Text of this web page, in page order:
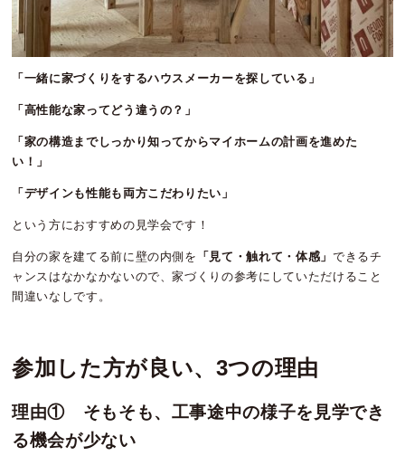
「一緒に家づくりをするハウスメーカーを探している」
「高性能な家ってどう違うの？」
「家の構造までしっかり知ってからマイホームの計画を進めた
い！」
「デザインも性能も両方こだわりたい」
という方におすすめの見学会です！
自分の家を建てる前に壁の内側を 「見て・触れて・体感」 できるチ
ャンスはなかなかないので、家づくりの参考にしていただけること
間違いなしです。
参加した方が良い、3つの理由
理由① そもそも、工事途中の様子を見学でき
る機会が少ない